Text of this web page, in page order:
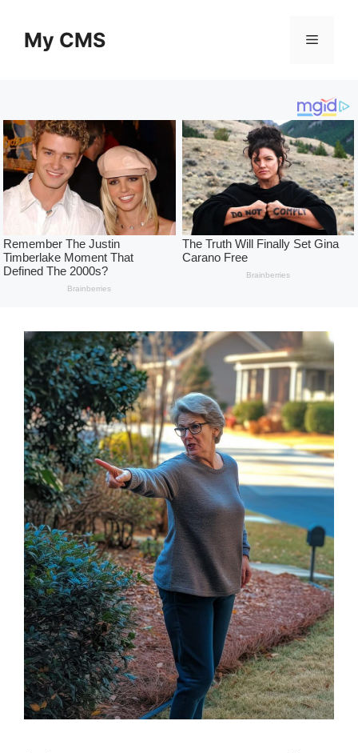
contentMy CMS Menu